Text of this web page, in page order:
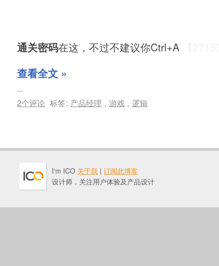
通关密码在这，不过不建议你Ctrl+A
查看全文 »
2个评论 标签: 产品经理 , 游戏 , 逻辑
I'm ICO 关于我 | 订阅此博客
设计师，关注用户体验及产品设计